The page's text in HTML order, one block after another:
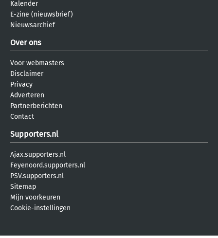
Kalender
E-zine (nieuwsbrief)
Nieuwsarchief
Over ons
Voor webmasters
Disclaimer
Privacy
Adverteren
Partnerberichten
Contact
Supporters.nl
Ajax.supporters.nl
Feyenoord.supporters.nl
PSV.supporters.nl
Sitemap
Mijn voorkeuren
Cookie-instellingen